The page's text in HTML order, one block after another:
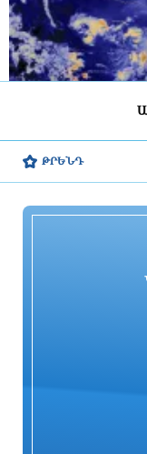
Հորմուզի նեղուցում
ԹՐԵՆԴ